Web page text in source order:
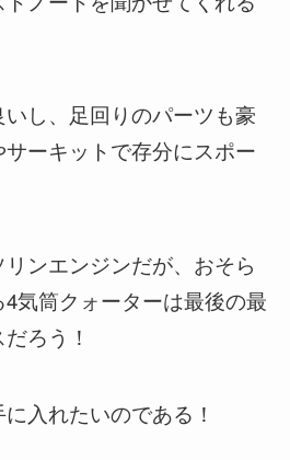
し、足回りのパーツも豪
ーキットで存分にスポー
ンエンジンだが、おそら
気筒クォーターは最後の最
ろう！
入れたいのである！